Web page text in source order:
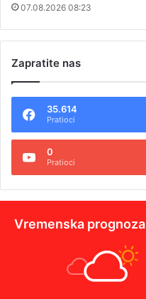
07.08.2026 08:23
Zapratite nas
35.614
Pratioci
0
Pratioci
Vremenska prognoza